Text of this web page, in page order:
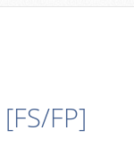
FP]